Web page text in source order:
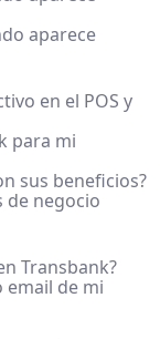
aparece
en el POS y
para mi
sus beneficios?
de negocio
Transbank?
email de mi